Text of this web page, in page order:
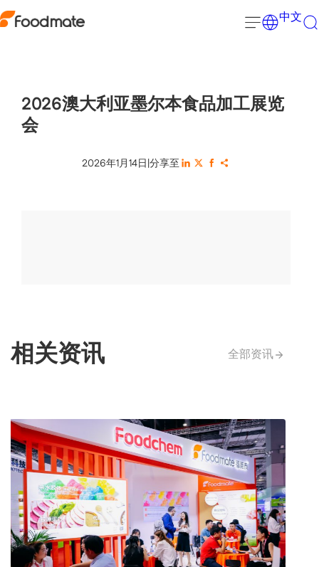
中文
2026澳大利亚墨尔本食品加工展览
会
2026年1月14日|分享至
相关资讯 全部资讯